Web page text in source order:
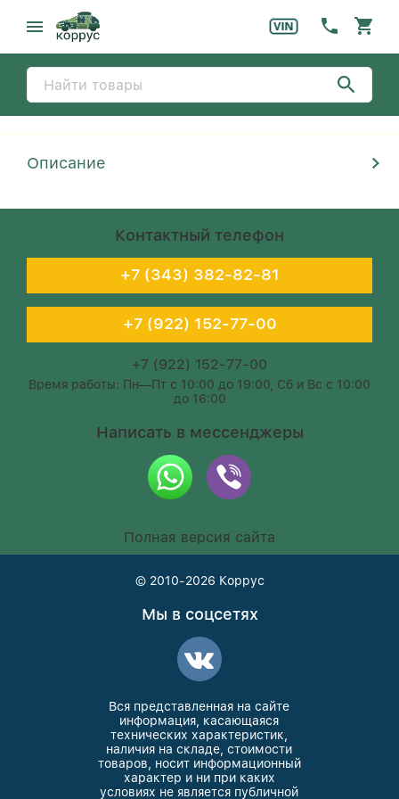
Описание
Контактный телефон
+7 (343) 382-82-81
+7 (922) 152-77-00
+7 (922) 152-77-00
Время работы: Пн—Пт с 10:00 до 19:00, Сб и Вс с 10:00
до 16:00
Написать в мессенджеры
Полная версия сайта
© 2010-2026 Коррус
Мы в соцсетях
Вся представленная на сайте
информация, касающаяся
технических характеристик,
наличия на складе, стоимости
товаров, носит информационный
характер и ни при каких
условиях не является публичной